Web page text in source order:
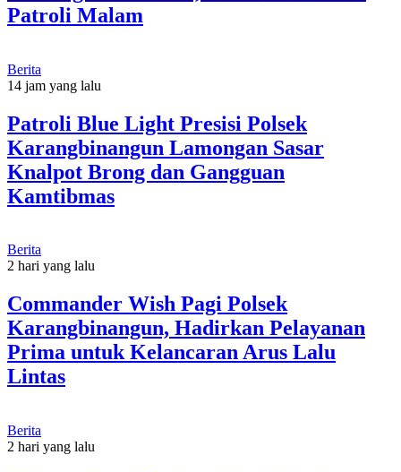
Patroli Malam
Berita
14 jam yang lalu
Patroli Blue Light Presisi Polsek
Karangbinangun Lamongan Sasar
Knalpot Brong dan Gangguan
Kamtibmas
Berita
2 hari yang lalu
Commander Wish Pagi Polsek
Karangbinangun, Hadirkan Pelayanan
Prima untuk Kelancaran Arus Lalu
Lintas
Berita
2 hari yang lalu